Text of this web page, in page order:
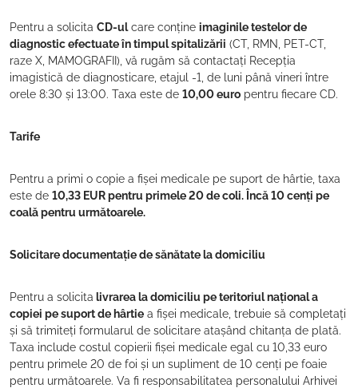
Pentru a solicita CD-ulcare conține imaginile testelor de
diagnostic efectuate în timpul spitalizării (CT, RMN, PET-CT,
raze X, MAMOGRAFII), vă rugăm să contactați Recepția
imagistică de diagnosticare, etajul -1, de luni până vineri între
orele 8:30 și 13:00. Taxa este de 10,00 euro pentru fiecare CD.
Tarife
Pentru a primi o copie a fișei medicale pe suport de hârtie, taxa
este de 10,33 EUR pentru primele 20 de coli. Încă 10 cenți pe
coală pentru următoarele.
Solicitare documentație de sănătate la domiciliu
Pentru a solicita livrarea la domiciliu pe teritoriul național a
copiei pe suport de hârtie a fișei medicale, trebuie să completați
și să trimiteți formularul de solicitare atașând chitanța de plată.
Taxa include costul copierii fișei medicale egal cu 10,33 euro
pentru primele 20 de foi și un supliment de 10 cenți pe foaie
pentru următoarele. Va fi responsabilitatea personalului Arhivei